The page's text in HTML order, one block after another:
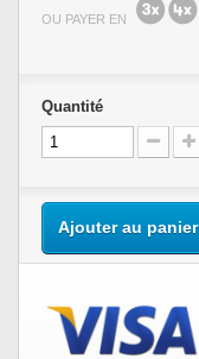
OU PAYER EN
Quantité
Ajouter au panier